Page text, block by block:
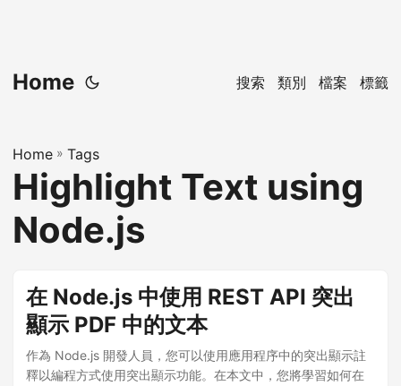
Home 搜索 類別 檔案 標籤
Home » Tags
Highlight Text using
Node.js
在 Node.js 中使用 REST API 突出
顯示 PDF 中的文本
作為 Node.js 開發人員，您可以使用應用程序中的突出顯示註
釋以編程方式使用突出顯示功能。在本文中，您將學習如何在